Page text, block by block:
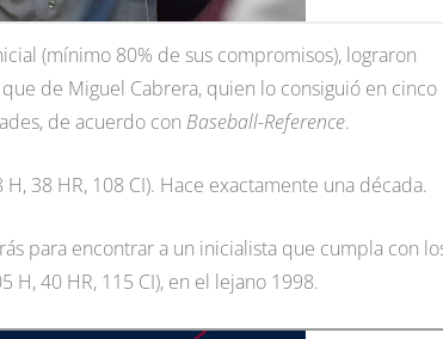
(mínimo 80% de sus compromisos), lograron
de Miguel Cabrera, quien lo consiguió en cinco
de acuerdo con Baseball-Reference.
38 HR, 108 CI). Hace exactamente una década.
para encontrar a un inicialista que cumpla con
H, 40 HR, 115 CI), en el lejano 1998.